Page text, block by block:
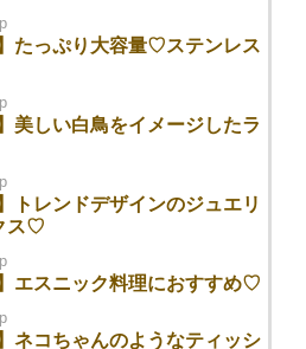
たっぷり大容量♡ステンレス
美しい白鳥をイメージしたラ
トレンドデザインのジュエリ
ス♡
エスニック料理におすすめ♡
ネコちゃんのようなティッシ